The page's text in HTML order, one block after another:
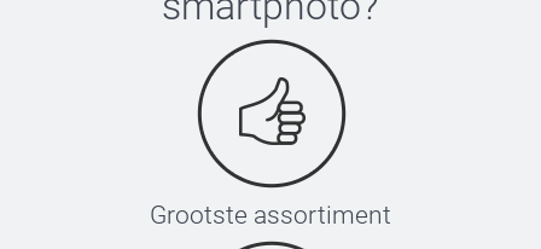
Grootste assortiment